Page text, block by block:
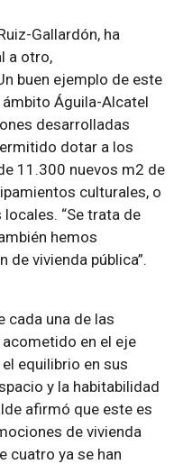
Gallardón, ha
a otro,
buen ejemplo de este
Águila-Alcatel
desarrolladas
dotar a los
11.300 nuevos m2 de
culturales, o
“Se trata de
hemos
de vivienda pública”.
cada una de las
en el eje
equilibrio en sus
y la habitabilidad
afirmó que este es
de vivienda
cuatro ya se han